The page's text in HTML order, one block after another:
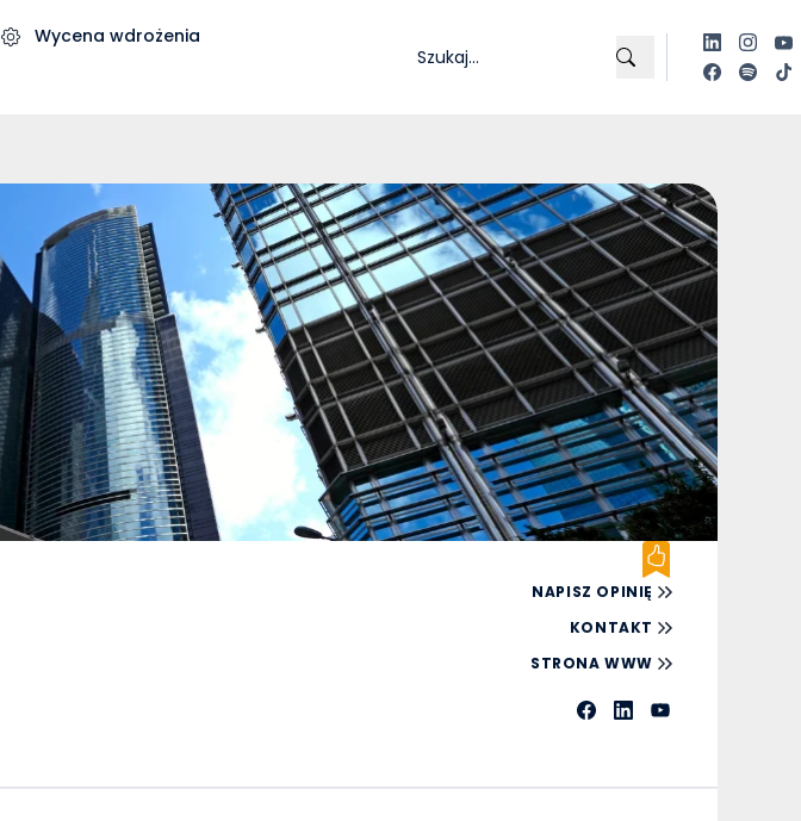
Wycena wdrożenia
NAPISZ OPINIĘ
KONTAKT
STRONA WWW